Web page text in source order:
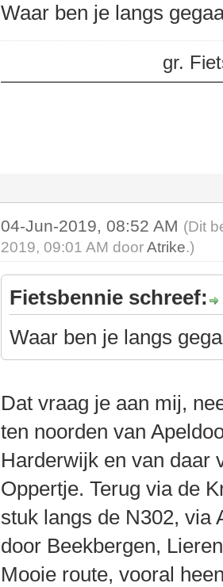
Waar ben je langs
gr.
04-Jun-2019, 08:52 AM (Dit
2019, 09:01 AM doorAtrike.)
Fietsbennie schreef:
Waar ben je langs
Dat vraag je aan mij,
ten noorden van
Harderwijk en van daar
Oppertje. Terug via de
stuk langs de N302, via
door Beekbergen,
Mooie route, vooral